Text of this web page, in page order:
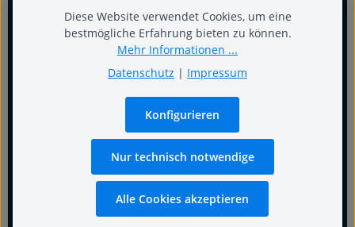
Warum Fachgeschäft
Diese Website verwendet Cookies, um eine
bestmögliche Erfahrung bieten zu können.
Mehr Informationen ...
Datenschutz | Impressum
Nur technisch notwendige
Konfigurieren
Alle Cookies akzeptieren